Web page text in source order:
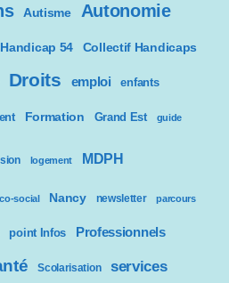
Autisme Autonomie
54 Collectif Handicaps
Droits emploi enfants
Formation Grand Est guide
logement MDPH
social Nancy newsletter parcours
point Infos Professionnels
Scolarisation services